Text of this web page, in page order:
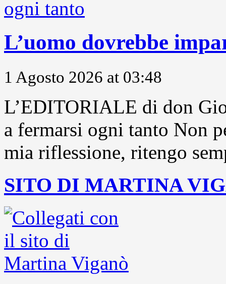
L’uomo dovrebbe
1 Agosto 2026 at 03:48
L’EDITORIALE di don
a fermarsi ogni tanto Non
mia riflessione, ritengo
SITO DI MARTINA